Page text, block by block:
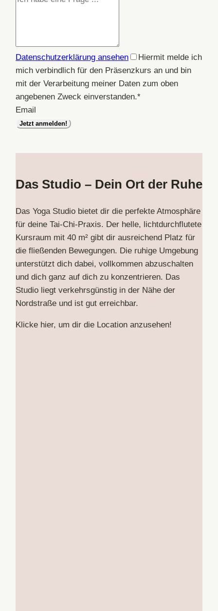
Datenschutzerklärung ansehen
Hiermit melde ich
mich verbindlich für den Präsenzkurs an und bin
mit der Verarbeitung meiner Daten zum oben
angebenen Zweck einverstanden.*
Email
Jetzt anmelden!
Das Studio – Dein Ort der Ruhe
Das Yoga Studio bietet dir die perfekte Atmosphäre
für deine Tai-Chi-Praxis. Der helle, lichtdurchflutete
Kursraum mit 40 m² gibt dir ausreichend Platz für
die fließenden Bewegungen. Die ruhige Umgebung
unterstützt dich dabei, vollkommen abzuschalten
und dich ganz auf dich zu konzentrieren. Das
Studio liegt verkehrsgünstig in der Nähe der
Nordstraße und ist gut erreichbar.
Klicke hier, um dir die Location anzusehen!